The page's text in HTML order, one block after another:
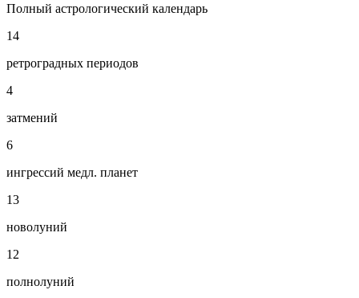
Полный астрологический календарь
14
ретроградных периодов
4
затмений
6
ингрессий медл. планет
13
новолуний
12
полнолуний